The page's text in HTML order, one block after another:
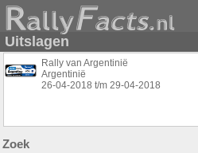
Uitslagen
Rally van Argentinië
Argentinië
26-04-2018 t/m 29-04-2018
Zoek